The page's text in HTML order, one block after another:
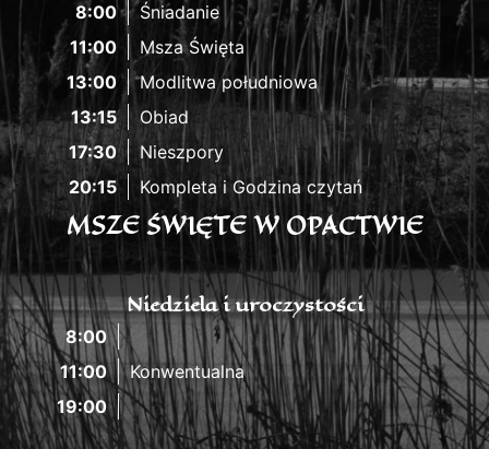
8:00
Śniadanie
11:00
Msza Święta
13:00
Modlitwa południowa
13:15
Obiad
17:30
Nieszpory
20:15
Kompleta i Godzina czytań
MSZE ŚWIĘTE W OPACTWIE
Niedziela i uroczystości
8:00
11:00
Konwentualna
19:00